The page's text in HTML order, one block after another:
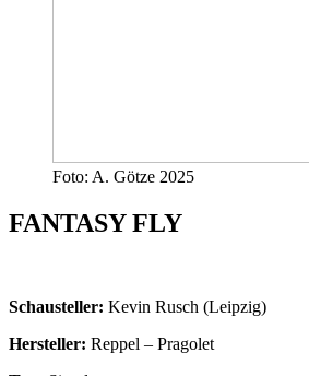
Foto: A. Götze 2025
FANTASY FLY
Schausteller: Kevin Rusch (Leipzig)
Hersteller: Reppel – Pragolet